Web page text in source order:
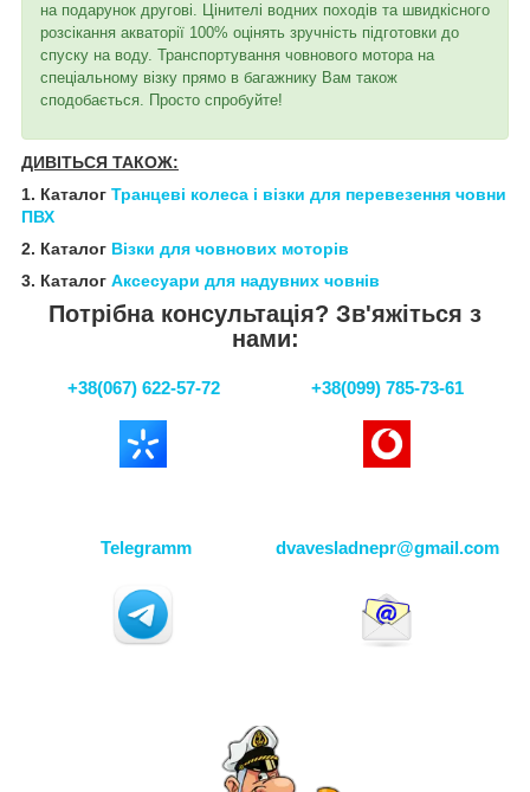
на подарунок другові. Цінителі водних походів та швидкісного
розсікання акваторії 100% оцінять зручність підготовки до
спуску на воду. Транспортування човнового мотора на
спеціальному візку прямо в багажнику Вам також
сподобається. Просто спробуйте!
ДИВІТЬСЯ ТАКОЖ:
1. Каталог Транцеві колеса і візки для перевезення човни
ПВХ
2. Каталог Візки для човнових моторів
3. Каталог Аксесуари для надувних човнів
Потрібна консультація? Зв'яжіться з
нами:
+38(067) 622-57-72 +38(099) 785-73-61
Telegramm dvavesladnepr@gmail.com